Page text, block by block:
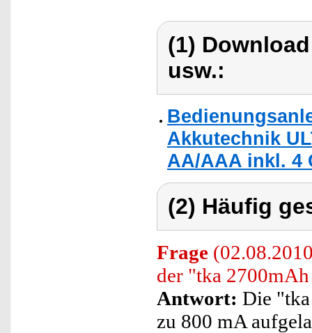
(1)
usw.:
Akkutechnik
AA/AAA inkl. 4
(2) Häufig
Frage
der "tka
Antwort: Die
zu 800 mA